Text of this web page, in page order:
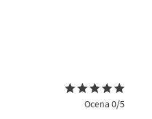
Ocena 0/5